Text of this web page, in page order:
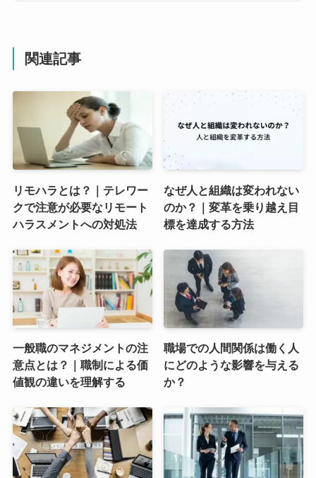
関連記事
リモハラとは？｜テレワー
クで注意が必要なリモート
ハラスメントへの対処法
なぜ人と組織は変われない
のか？｜変革を乗り越え目
標を達成する方法
一般職のマネジメントの注
意点とは？｜職制による価
値観の違いを理解する
職場での人間関係は働く人
にどのような影響を与える
か？